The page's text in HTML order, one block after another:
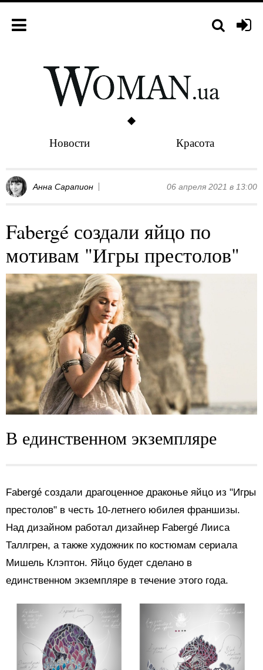
Новости Красота
Анна Сарапион 06 апреля 2021 в 13:00
Fabergé создали яйцо по
мотивам "Игры престолов"
В единственном экземпляре
Fabergé создали драгоценное драконье яйцо из "Игры
престолов" в честь 10-летнего юбилея франшизы.
Над дизайном работал дизайнер Fabergé Лииса
Таллгрен, а также художник по костюмам сериала
Мишель Клэптон. Яйцо будет сделано в
единственном экземпляре в течение этого года.